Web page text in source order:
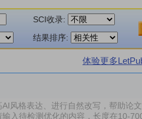
SCI收录:
结果排序:
体验更多